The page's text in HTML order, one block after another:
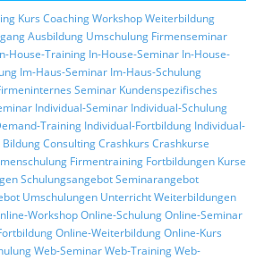
Kurs CoachingWorkshopWeiterbildung
Ausbildung Umschulung Firmenseminar
House-Training In-House-Seminar In-House-
Im-Haus-Seminar Im-Haus-Schulung
Seminar Kundenspezifisches
Individual-Seminar Individual-Schulung
Training Individual-Fortbildung Individual-
BildungConsultingCrashkurs Crashkurse
Firmentraining Fortbildungen Kurse
SchulungsangebotSeminarangebot
Umschulungen UnterrichtWeiterbildungen
WorkshopOnline-SchulungOnline-Seminar
Online-WeiterbildungOnline-Kurs
Web-SeminarWeb-TrainingWeb-